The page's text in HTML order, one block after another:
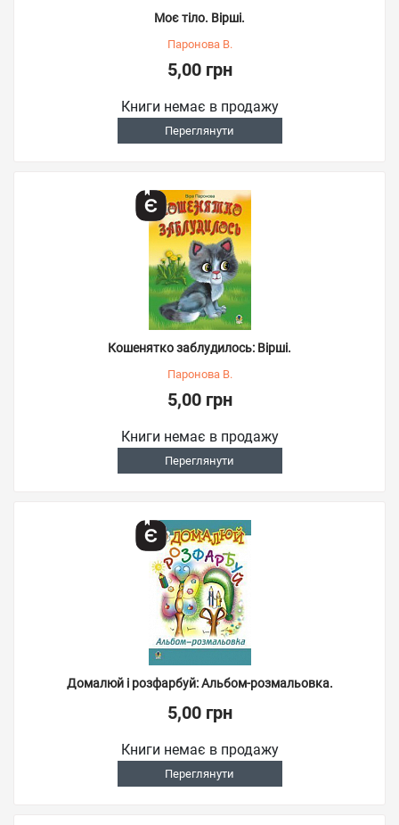
Моє тіло. Вірші.
Паронова В.
5,00 грн
Книги немає в продажу
Переглянути
Кошенятко заблудилось: Вірші.
Паронова В.
5,00 грн
Книги немає в продажу
Переглянути
Домалюй і розфарбуй: Альбом-розмальовка.
5,00 грн
Книги немає в продажу
Переглянути